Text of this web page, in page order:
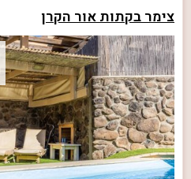
צימר בקתות אור הקרן